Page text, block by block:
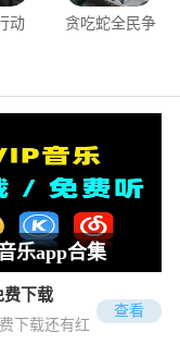
动 贪吃蛇全民争
乐app合集
app合集
用户每天都会做的
费下载
下载还有红
查看